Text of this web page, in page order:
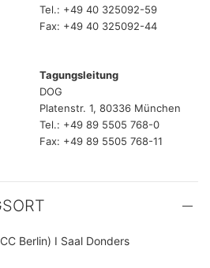
Tel.: +49 40 325092-59
Fax: +49 40 325092-44
Tagungsleitung
DOG
Platenstr. 1, 80336 München
Tel.: +49 89 5505 768-0
Fax: +49 89 5505 768-11
Berlin) I Saal Donders